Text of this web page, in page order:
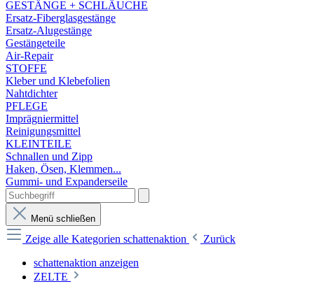
GESTÄNGE + SCHLÄUCHE
Ersatz-Fiberglasgestänge
Ersatz-Alugestänge
Gestängeteile
Air-Repair
STOFFE
Kleber und Klebefolien
Nahtdichter
PFLEGE
Imprägniermittel
Reinigungsmittel
KLEINTEILE
Schnallen und Zipp
Haken, Ösen, Klemmen...
Gummi- und Expanderseile
Menü schließen
Zeige alle Kategorien schattenaktion
Zurück
schattenaktion anzeigen
ZELTE